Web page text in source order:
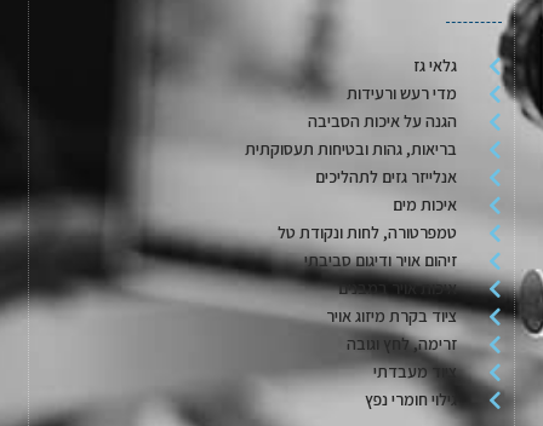
גלאי גז
מדי רעש ורעידות
הגנה על איכות הסביבה
בריאות, גהות ובטיחות תעסוקתית
אנלייזר גזים לתהליכים
איכות מים
טמפרטורה, לחות ונקודת טל
זיהום אויר ודיגום סביבתי
איכות אויר במבנים
ציוד בקרת מיזוג אויר
זרימה, לחץ וגובה
ציוד מעבדתי
גילוי חומרי נפץ